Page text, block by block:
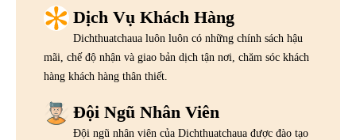
Dịch Vụ Khách Hàng
Dichthuatchaua luôn luôn có những chính sách hậu
mãi, chế độ nhận và giao bản dịch tận nơi, chăm sóc khách
hàng khách hàng thân thiết.
Đội Ngũ Nhân Viên
Đội ngũ nhân viên của Dichthuatchaua được đào tạo